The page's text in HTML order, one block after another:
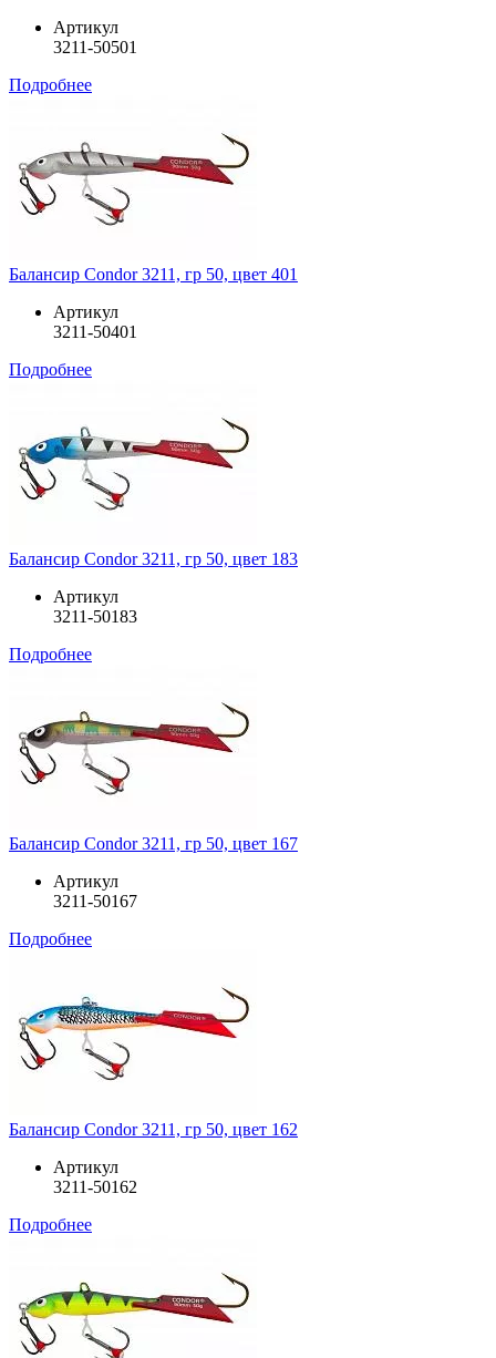
Артикул
3211-50501
Подробнее
Балансир Condor 3211, гр 50, цвет 401
Артикул
3211-50401
Подробнее
Балансир Condor 3211, гр 50, цвет 183
Артикул
3211-50183
Подробнее
Балансир Condor 3211, гр 50, цвет 167
Артикул
3211-50167
Подробнее
Балансир Condor 3211, гр 50, цвет 162
Артикул
3211-50162
Подробнее